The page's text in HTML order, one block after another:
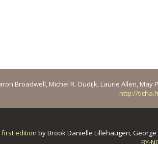
Broadwell, Michel R. Oudijk, Laurie Allen,
http://
first edition byBrook Danielle Lillehaugen,
BY-